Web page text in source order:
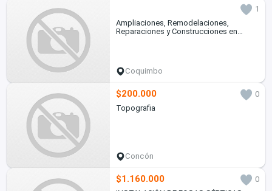
1
Ampliaciones, Remodelaciones,
Reparaciones y Construcciones en
Coquimbo
$200.000
0
Topografia
Concón
$1.160.000
0